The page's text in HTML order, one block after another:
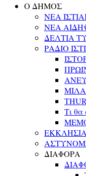
Ο ΔΗΜΟΣ
ΝΕΑ
ΝΕΑ
ΔΕΛΤΙΑ
ΡΑΔΙΟ
Τι
ΕΚΚΛΗΣΙΑ
ΔΙΑΦΟΡΑ